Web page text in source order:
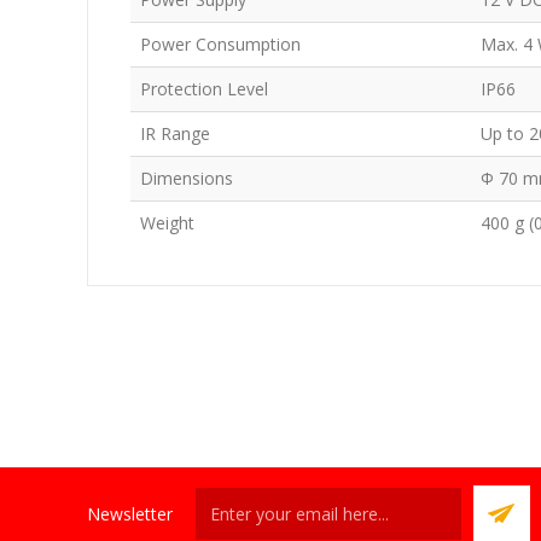
Power Consumption
Max. 4
Protection Level
IP66
IR Range
Up to
Dimensions
Φ 70
Weight
400 g
Newsletter